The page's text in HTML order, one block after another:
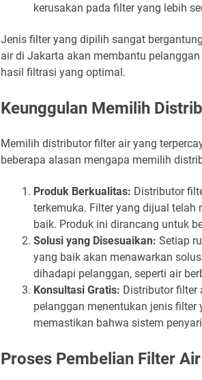
kerusakan pada filter yang lebih
Jenis filter yang dipilih sangat
air di Jakarta akan membantu
hasil filtrasi yang optimal.
Keunggulan Memilih
Memilih distributor filter air yang
beberapa alasan mengapa memilih
Produk Berkualitas: Distributor
terkemuka. Filter yang dijual
baik. Produk ini dirancang untuk
Solusi yang Disesuaikan: Setiap
yang baik akan menawarkan
dihadapi pelanggan, seperti air
Konsultasi Gratis: Distributor filter
pelanggan menentukan jenis
memastikan bahwa sistem
Proses Pembelian Filter